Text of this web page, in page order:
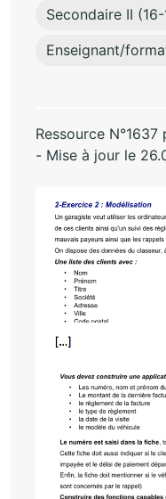
Secondaire II (16-
Enseignant/
Ressource
- Mise à jour le